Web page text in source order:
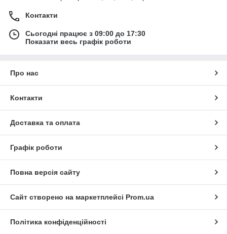
Контакти
Сьогодні працює з 09:00 до 17:30
Показати весь графік роботи
Про нас
Контакти
Доставка та оплата
Графік роботи
Повна версія сайту
Сайт створено на маркетплейсі Prom.ua
Політика конфіденційності